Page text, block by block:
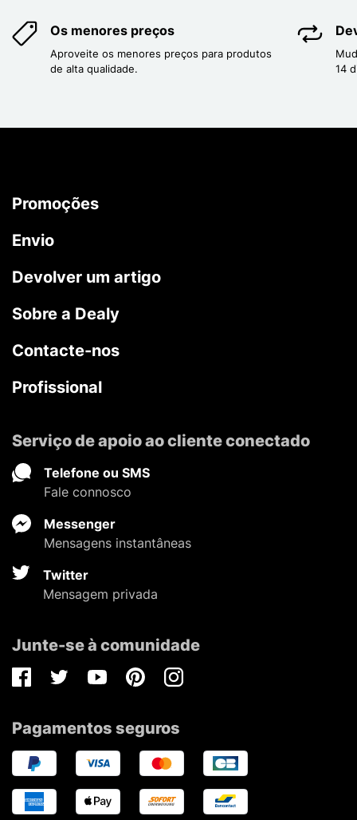
Os menores preços
Aproveite os menores preços para produtos
de alta qualidade.
14
Promoções
Envio
Devolver um artigo
Sobre a Dealy
Contacte-nos
Profissional
Serviço de apoio ao cliente conectado
Telefone ou SMS
Fale connosco
Messenger
Mensagens instantâneas
Twitter
Mensagem privada
Junte-se à comunidade
FacebookTwitterYoutubePinterestInstagram
Pagamentos seguros